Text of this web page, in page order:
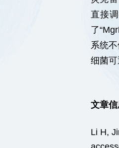
直接
了
系统
细菌
文章信
Li H,